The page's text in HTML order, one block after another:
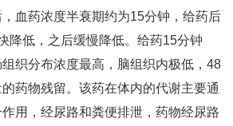
血药浓度半衰期约为15分钟，给药后
降低，之后缓慢降低。给药15分钟
织分布浓度最高，脑组织内极低，48
药物残留。该药在体内的代谢主要通
用，经尿路和粪便排泄，药物经尿路